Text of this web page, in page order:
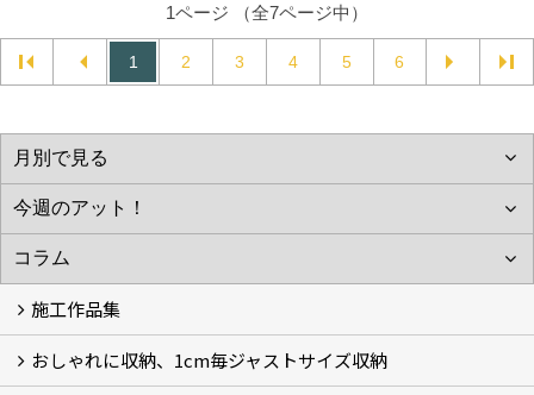
1ページ （全7ページ中）
1 2 3 4 5 6
施工作品集
施工作品集
おしゃれに収納、1cm毎ジャストサイズ収納